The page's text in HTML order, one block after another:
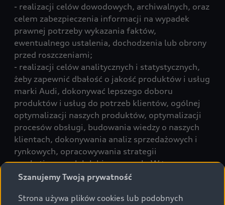
- realizacji celów dowodowych, archiwalnych, oraz
celem zabezpieczenia informacji na wypadek
prawnej potrzeby wykazania faktów,
ewentualnego ustalenia, dochodzenia lub obrony
przed roszczeniami;
- realizacji celów analitycznych i statystycznych,
żeby zapewnić dbałość o jakość produktów i usług
marki Audi, dokonywać lepszego doboru
produktów i usług do potrzeb klientów, ogólnej
optymalizacji naszych produktów, optymalizacji
procesów obsługi, budowania wiedzy o naszych
klientach, dokonywania analiz sprzedażowych i
rynkowych, opracowywania strategii
marketingowych lub biznesowych. W tym
przypadku wynikiem przetwarzania są dane
- w związku z realizacją usług świadczonych drogą
Szanujemy Twoją prywatność
Strona używa plików cookies lub podobnych